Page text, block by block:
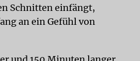
Schnitten einfängt,
an ein Gefühl von